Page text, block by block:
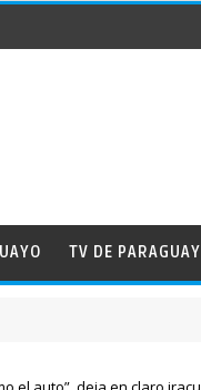
TV DE PARAGUAY